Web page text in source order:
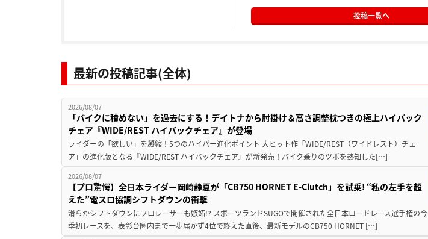
投稿一覧へ
最新の投稿記事(全体)
2026/08/07
「バイクに積めない」を過去にする！デイトナから肘掛け＆高さ調整枕つきの極上ハイバック
チェア『WIDE/REST ハイバックチェア』が登場
ライダーの「欲しい」を凝縮！5つのハイパー進化ポイント 大ヒット作「WIDE/REST（ワイドレスト）チェ
ア」の進化版となる『WIDE/REST ハイバックチェア』が新発売！バイク乗りのツボを熟知した[…]
2026/08/07
【プロ驚愕】全日本ライダー岡崎静夏が「CB750 HORNET E-Clutch」を試乗! “私の左手を超
えた”電スロ協調シフトダウンの衝撃
滑らかシフトダウンにプロレーサーも嫉妬!? スポーツランドSUGOで開催された全日本ロードレース選手権の今
季初レースを、表彰台圏内まで一歩届かず4位で終えた直後、最新モデルのCB750 HORNET […]